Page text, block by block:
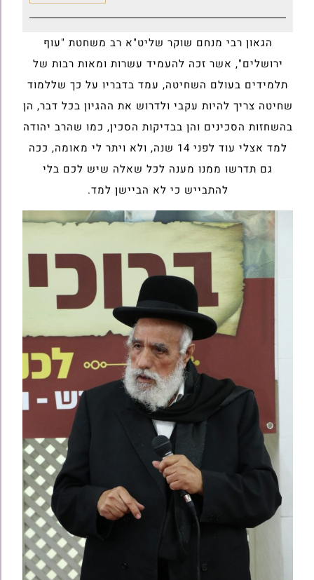
הגאון רבי מנחם שוקר שליט"א רב משחטת "עוף
ירושלים", אשר זכה להעמיד עשרות ומאות רבות של
תלמידים בעולם השחיטה, עמד בדבריו על כך שללמוד
שחיטה צריך להיות עקבי ולדרוש את ההגיון בכל דבר, הן
בהשחזות הסכינים והן בבדיקות הסכין, כמו שהרב יהודה
למד אצלי עוד לפני 14 שנה, ולא ויתר לי מאומה, ככה
גם תדרשו ממנו מענה לכל שאלה שיש לכם בלי
להתבייש כי לא הביישן למד.